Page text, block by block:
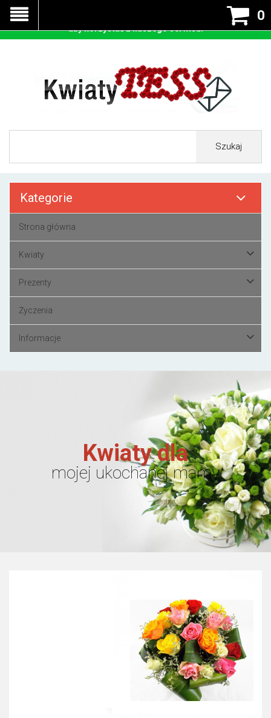
0
Szukaj
Kategorie
Strona główna
Kwiaty
Prezenty
Życzenia
Informacje
Kwiaty dla
mojej ukochanej mamy
Nasza strona korzysta z cookies - czyli tzw ciastek w celu
prawidłowego działania. Zaakceptuj przyjmowanie cookies
aby korzystać z naszego serwisu.